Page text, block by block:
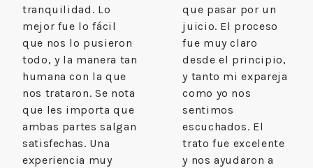
tranquilidad. Lo
mejor fue lo fácil
que nos lo pusieron
todo, y la manera tan
humana con la que
nos trataron. Se nota
que les importa que
ambas partes salgan
satisfechas. Una
experiencia muy
que pasar por un
juicio. El proceso
fue muy claro
desde el principio,
y tanto mi expareja
como yo nos
sentimos
escuchados. El
trato fue excelente
y nos ayudaron a